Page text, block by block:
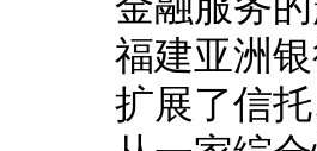
福建亚洲
扩展了信